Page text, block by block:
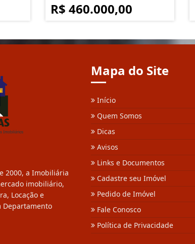
R$ 460.000,00
2000, a Imobiliária
imobiliário,
Locação e
Departamento
Mapa do Site
Início
Quem Somos
Dicas
Avisos
Links e Documentos
Cadastre seu Imóvel
Pedido de Imóvel
Fale Conosco
Política de Privacidade